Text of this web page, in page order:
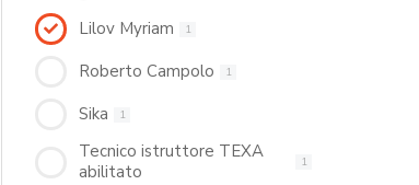
Lilov Myriam 1
Roberto Campolo 1
Sika 1
Tecnico istruttore TEXA
abilitato
1